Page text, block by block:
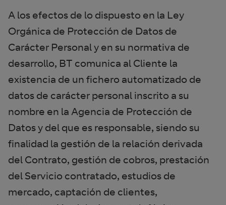
A los efectos de lo dispuesto en la Ley
Orgánica de Protección de Datos de
Carácter Personal y en su normativa de
desarrollo, BT comunica al Cliente la
existencia de un fichero automatizado de
datos de carácter personal inscrito a su
nombre en la Agencia de Protección de
Datos y del que es responsable, siendo su
finalidad la gestión de la relación derivada
del Contrato, gestión de cobros, prestación
del Servicio contratado, estudios de
mercado, captación de clientes,